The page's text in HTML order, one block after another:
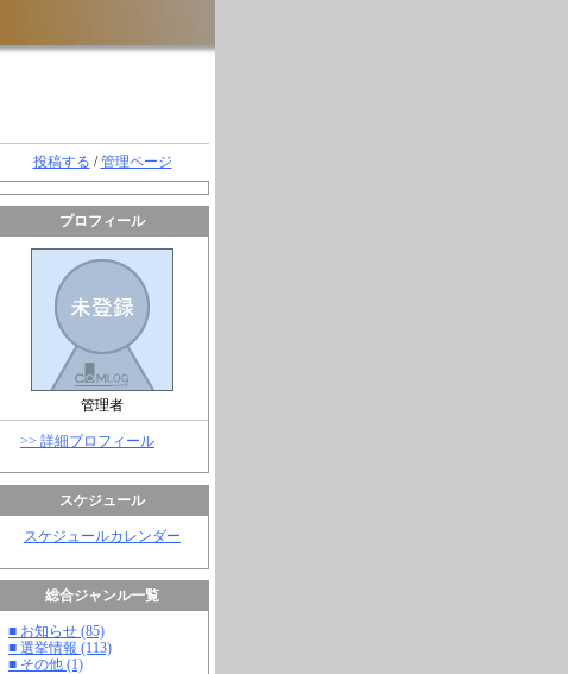
投稿する /管理ページ
プロフィール
管理者
>> 詳細プロフィール
スケジュール
スケジュールカレンダー
総合ジャンル一覧
■ お知らせ (85)
■ 選挙情報 (113)
■ その他 (1)